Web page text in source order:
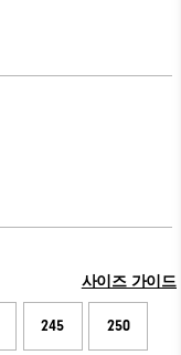
사이즈 가이드
245 250